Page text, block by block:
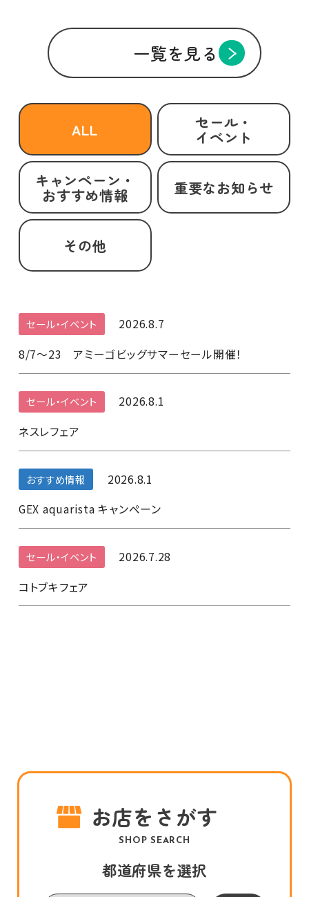
一覧を見る
ALL セール・
イベント
キャンペーン・
おすすめ情報 重要なお知らせ
その他
セール・イベント
2026.8.7
8/7～23 アミーゴビッグサマーセール開催！
セール・イベント
2026.8.1
ネスレフェア
おすすめ情報
2026.8.1
GEX aquarista キャンペーン
セール・イベント
2026.7.28
コトブキフェア
お店をさがす
SHOP SEARCH
都道府県を選択